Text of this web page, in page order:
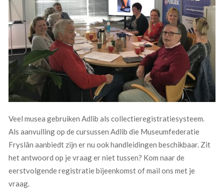
Veel musea gebruiken Adlib als collectieregistratiesysteem.
Als aanvulling op de cursussen Adlib die Museumfederatie
Fryslân aanbiedt zijn er nu ook handleidingen beschikbaar. Zit
het antwoord op je vraag er niet tussen? Kom naar de
eerstvolgende registratie bijeenkomst of mail ons met je
vraag.